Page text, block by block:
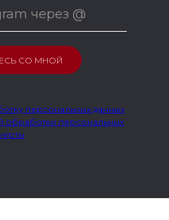
персональных данных
обработки персональных
СО МНОЙ